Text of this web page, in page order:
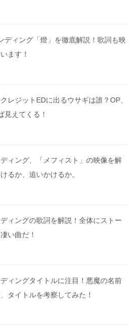
ディング「燈」を徹底解説！歌詞も映
ます！
レジットEDに出るウサギは誰？OP、
見えてくる！
ィング、「メフィスト」の映像を解
るか、追いかけるか。
ィングの歌詞を解説！全体にストー
い曲だ！
ィングタイトルに注目！悪魔の名前
タイトルを考察してみた！